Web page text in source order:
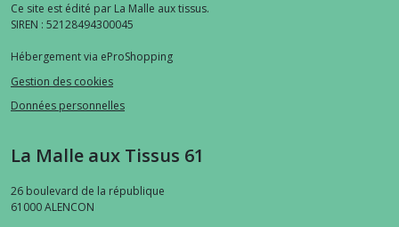
Ce site est édité par La Malle aux tissus.
SIREN : 52128494300045
Hébergement via eProShopping
Gestion des cookies
Données personnelles
La Malle aux Tissus 61
26 boulevard de la république
61000ALENCON